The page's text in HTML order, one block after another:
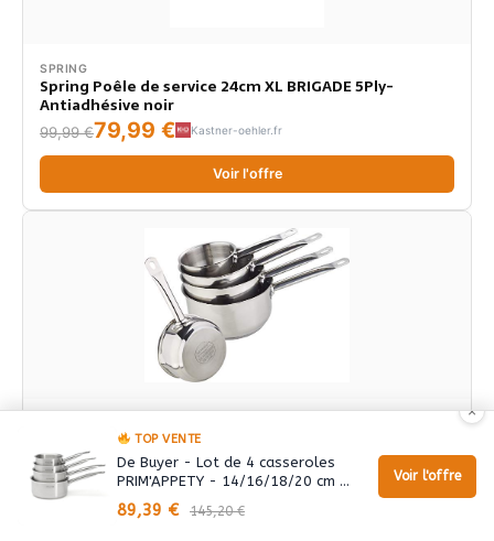
SPRING
Spring Poêle de service 24cm XL BRIGADE 5Ply-
Antiadhésive noir
99,99 €79,99 € Kastner-oehler.fr
Voir l'offre
Kamberg - Gamme Pro - Batterie 5 Casseroles inox
12/14/16/18/20 cm - Acier Inoxydable Haute Qualité -
Poignée anti chaleur Argent - Tous Feux dont
Induction - 0008077
74,69 €
×
TOP VENTE
De Buyer - Lot de 4 casseroles
PRIM'APPETY - 14/16/18/20 cm …
89,39 € 145,20 €
Voir l'offre